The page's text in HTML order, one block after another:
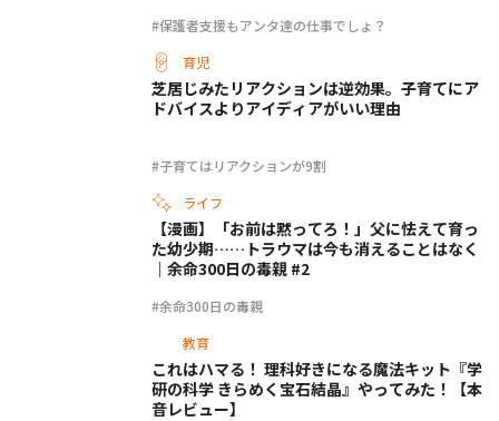
#保護者支援もアンタ達の仕事でしょ？
育児
#子育てはリアクションが9割
芝居じみたリアクションは逆効果。子育てにア
ドバイスよりアイディアがいい理由
ライフ
#余命300日の毒親
【漫画】「お前は黙ってろ！」父に怯えて育っ
た幼少期……トラウマは今も消えることはなく
｜余命300日の毒親 #2
教育
これはハマる！ 理科好きになる魔法キット『学
研の科学 きらめく宝石結晶』やってみた！【本
音レビュー】